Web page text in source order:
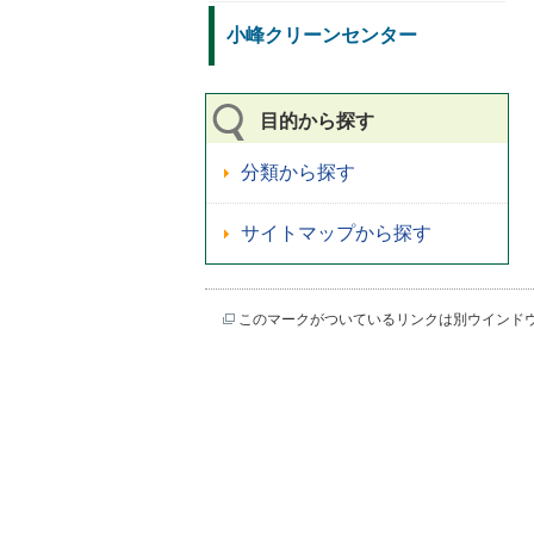
小峰クリーンセンター
目的から探す
分類から探す
サイトマップから探す
このマークがついているリンクは別ウインド